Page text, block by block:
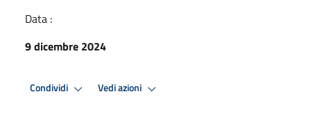
Data :
9 dicembre 2024
Condividi Vedi azioni